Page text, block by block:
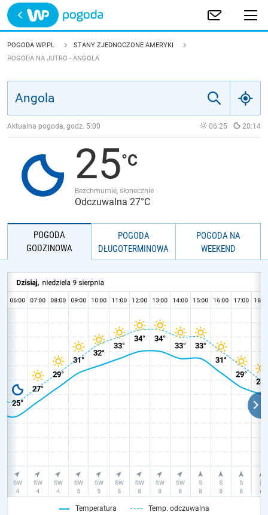
Trwa ładowanie
POLSKA
JAKOŚĆ POWIETRZA
POGODA WP.PL
STANY ZJEDNOCZONE AMERYKI
POGODA NA JUTRO - ANGOLA
Aktualna pogoda, godz. 5:00 06:25 20:14
25
Bezchmurnie, słonecznie
Odczuwalna 27°C
POGODA
GODZINOWA
POGODA
DŁUGOTERMINOWA
POGODA NA
WEEKEND
Temperatura Temp. odczuwalna